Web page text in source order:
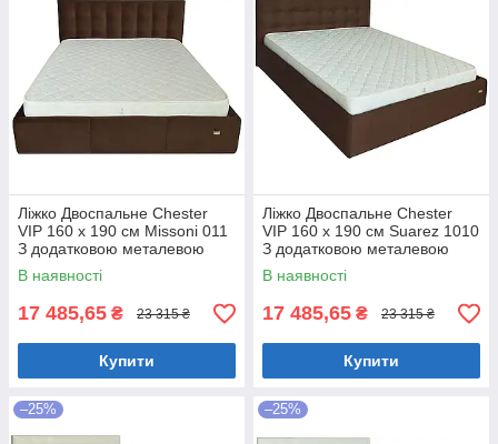
Ліжко Двоспальне Chester
VIP 160 х 190 см Missoni 011
З додатковою металевою
цільнозварною рамою
Темно-коричневий
В наявності
17 485,65 ₴ 23 315 ₴
Купити
Ліжко Двоспальне Chester
VIP 160 х 190 см Suarez 1010
З додатковою металевою
цільнозварною рамою
Коричневий
В наявності
17 485,65 ₴ 23 315 ₴
Купити
–25% –25%